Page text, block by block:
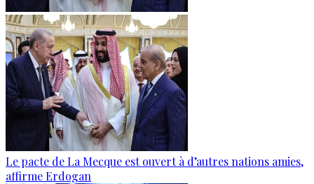
Le pacte de La Mecque est ouvert à d’autres nations amies,
affirme Erdogan